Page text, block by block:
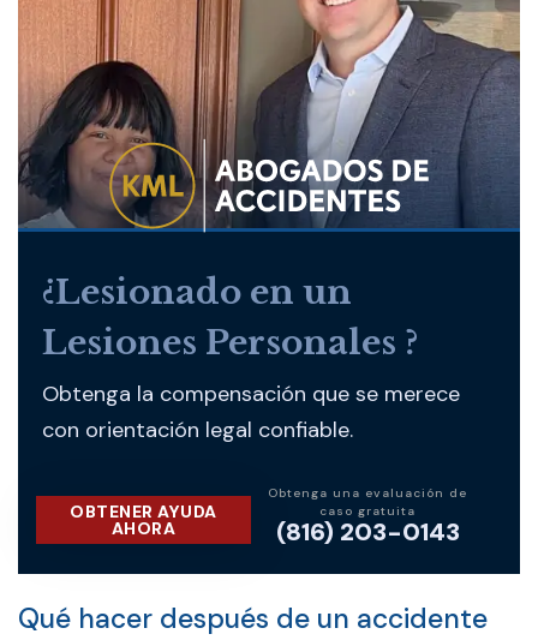
¿Lesionado en un
Lesiones Personales ?
Obtenga la compensación que se merece
con orientación legal confiable.
OBTENER AYUDA
AHORA
Obtenga una evaluación de
caso gratuita
(816) 203-0143
Qué hacer después de un accidente